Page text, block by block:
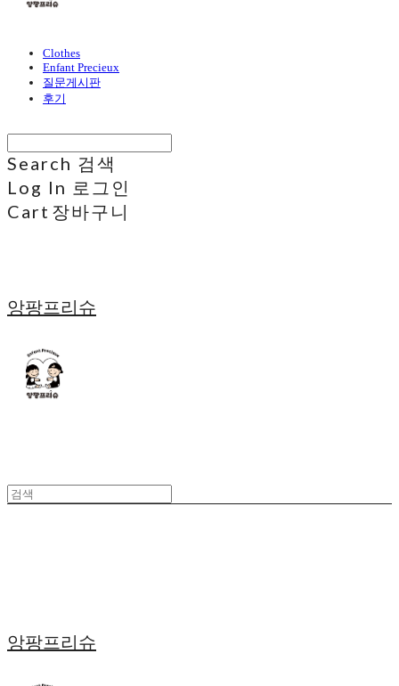
Clothes
Enfant Precieux
질문게시판
후기
Search 검색
Log In 로그인
Cart 장바구니
앙팡프리슈
앙팡프리슈